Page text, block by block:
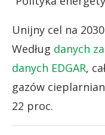
Unijny cel na
Według danych
danych EDGAR,
gazów
22 proc.